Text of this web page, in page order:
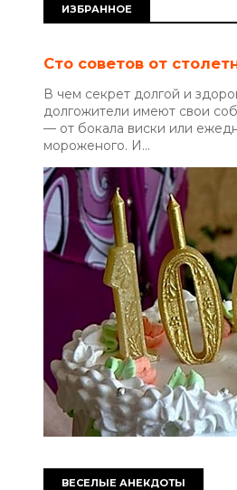
ИЗБРАННОЕ
Сто советов от
В чем секрет долгой и
долгожители имеют свои
— от бокала виски или
мороженого. И...
ВЕСЕЛЫЕ АНЕКДОТЫ